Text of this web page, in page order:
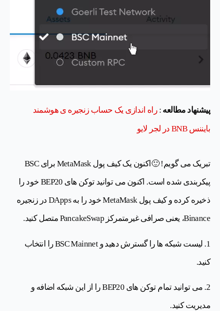
پیشنهاد مطالعه :راه اندازی یک حساب زنجیره ی هوشمند
بایننس BNB در لجر لایو
تبریک می گویم! 🙂اکنون یک کیف پول MetaMask برای BSC
پیکربندی شده است. اکنون می توانید توکن های BEP20 خود را
ذخیره کرده و کیف پول MetaMask خود را به DApps در زنجیره
Binance، یعنی صرافی غیرمتمرکز PancakeSwap متصل کنید.
1. لیست شبکه ها را گسترش دهید و BSC Mainnet را انتخاب
کنید.
2. می توانید تمام توکن های BEP20 را از این شبکه اضافه و
مدیریت کنید.